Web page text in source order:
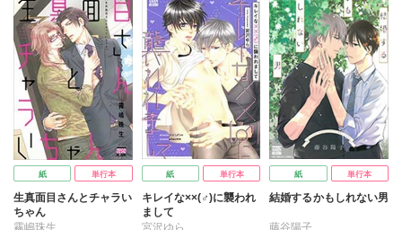
紙 単行本
生真面目さんとチャラい
ちゃん
紙 単行本
キレイな××(♂)に襲われ
まして
紙 単行本
結婚するかもしれない男